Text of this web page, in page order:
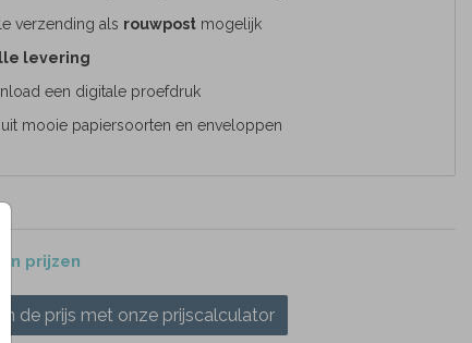
verzending als rouwpostmogelijk
levering
een digitale proefdruk
uit mooie papiersoorten en enveloppen
prijzen
de prijs met onze prijscalculator